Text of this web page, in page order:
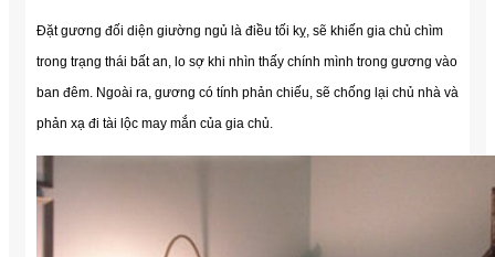
Đặt gương đối diện giường ngủ là điều tối kỵ, sẽ khiến gia chủ chìm
trong trạng thái bất an, lo sợ khi nhìn thấy chính mình trong gương vào
ban đêm. Ngoài ra, gương có tính phản chiếu, sẽ chống lại chủ nhà và
phản xạ đi tài lộc may mắn của gia chủ.